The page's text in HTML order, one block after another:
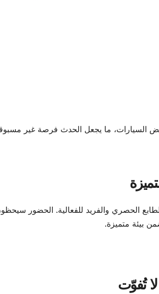
السيارات، ما يجعل الحدث فرصة غير
الحصري والفريد للفعالية. الحضور سيحظون
بيئة متميزة.
تُفوّت